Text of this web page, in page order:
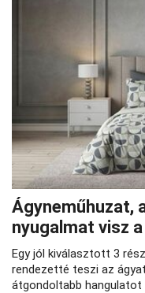
Ágyneműhuzat,
nyugalmat visz
Egy jól kiválasztott 3
rendezetté teszi az
átgondoltabb